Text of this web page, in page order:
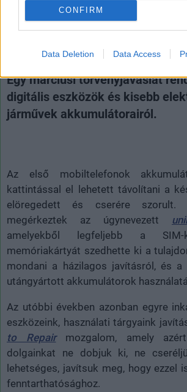
CONFIRM
Data Deletion Data Access
akkumulátoros
Egy márciusi törvényjavaslat
digitális eszközök és kisebb
járművek akkumulátorairól.
Az első mobiltelefonok
kattintással el lehetett távolítani a
elöregedett és cserére szorult.
megérkeztek az úgynevezett
amelyekből legfeljebb a
memóriakártyát szedhette ki a
mondani a házilagos javításról, és a
utángyártott akkumulátorok
Az utóbbi években azonban egyre
eszközeink, használati tárgyaink
to Repairmozgalom, amely
dolgainkat ne dobjuk ki, ne
lehetséges, javítsuk meg, hogy ezzel
fenntarthatósághoz.